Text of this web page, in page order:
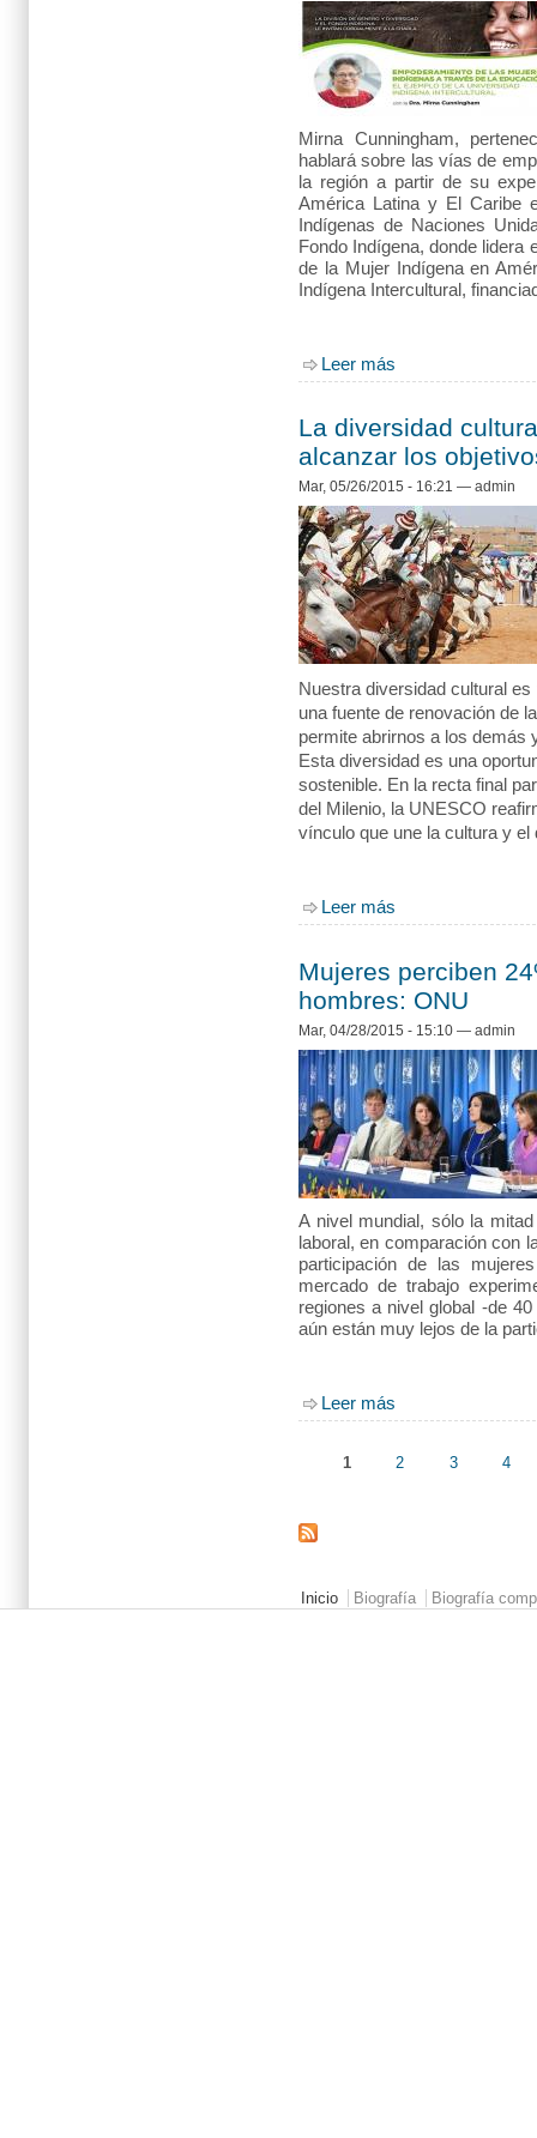
Mirna Cunningham,
hablará sobre las vías de
la región a partir de su
América Latina y El Caribe
Indígenas de Naciones
Fondo Indígena, donde lidera
de la Mujer Indígena en
Indígena Intercultural,
Leer más
Intercultural
La diversidad
alcanzar los
Mar, 05/26/2015 - 16:21 — admin
Nuestra diversidad cultural
una fuente de renovación de
permite abrirnos a los demás
Esta diversidad es una
sostenible. En la recta final
del Milenio, la UNESCO
vínculo que une la cultura y el
Leer más
Mujeres perciben
hombres: ONU
Mar, 04/28/2015 - 15:10 — admin
A nivel mundial, sólo la
laboral, en comparación con
participación de las
mercado de trabajo
regiones a nivel global -de
aún están muy lejos de la
Leer más
Páginas
1 2 3 4
Inicio Biografía Biografía